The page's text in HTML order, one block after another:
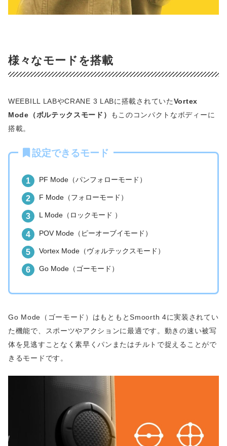
様々なモードを搭載
WEEBILL LABやCRANE 3 LABに搭載されていたVortex
Mode（ボルテックスモード）
もこのコンパクトなボディーに
搭載。
設定できるモード
PF Mode（パンフォローモード）
F Mode（フォローモード）
L Mode（ロックモード ）
POV Mode（ピーオーブイモード）
Vortex Mode（ヴォルテックスモード）
Go Mode（ゴーモード）
Go Mode（ゴーモード）はもともとSmoorth 4に実装されてい
た機能で、スポーツやアクションに最適です。動きの速い被写
体を見逃すことなく素早くパンまたはチルトで捉えることがで
きるモードです。